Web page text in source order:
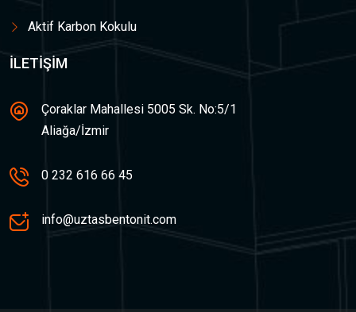
Aktif Karbon Kokulu
İLETIŞIM
Çoraklar Mahallesi 5005 Sk. No:5/1
Aliağa/İzmir
0 232 616 66 45
info@uztasbentonit.com